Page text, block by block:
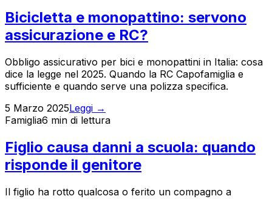
Bicicletta e monopattino: servono
assicurazione e RC?
Obbligo assicurativo per bici e monopattini in Italia: cosa
dice la legge nel 2025. Quando la RC Capofamiglia e
sufficiente e quando serve una polizza specifica.
5 Marzo 2025Leggi →
Famiglia6 min di lettura
Figlio causa danni a scuola: quando
risponde il genitore
Il figlio ha rotto qualcosa o ferito un compagno a